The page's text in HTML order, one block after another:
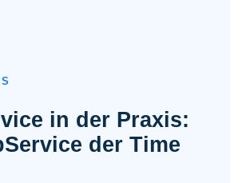
in der Praxis:
der Time